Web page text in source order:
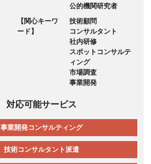
公的機関研究者
【関心キーワ
ード】
技術顧問
コンサルタント
社内研修
スポットコンサルテ
ィング
市場調査
事業開発
対応可能サービス
事業開発コンサルティング
技術コンサルタント派遣